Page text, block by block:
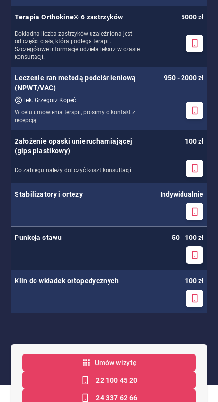
Terapia Orthokine® 6 zastrzyków
Dokładna liczba zastrzyków uzależniona jest
od części ciała, która podlega terapii.
Szczegółowe informacje udziela lekarz w czasie
konsultacji.
5000 zł
Leczenie ran metodą podciśnieniową
(NPWT/VAC)
W celu umówienia terapii, prosimy o kontakt z
recepcją.
950 - 2000 zł
lek. Grzegorz Kopeć
Założenie opaski unieruchamiającej
(gips plastikowy)
Do zabiegu należy doliczyć koszt konsultacji
100 zł
Stabilizatory i ortezy Indywidualnie
Punkcja stawu 50 - 100 zł
Klin do wkładek ortopedycznych 100 zł
Umów wizytę
22 100 45 20
24 337 62 66